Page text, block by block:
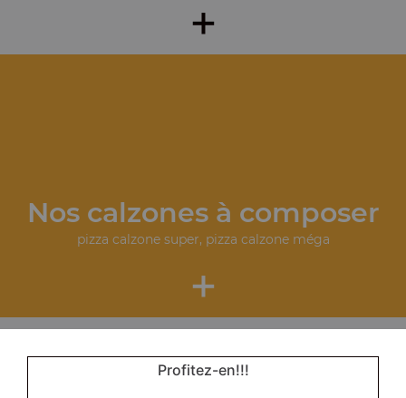
+
Nos calzones à composer
pizza calzone super, pizza calzone méga
+
Profitez-en!!!